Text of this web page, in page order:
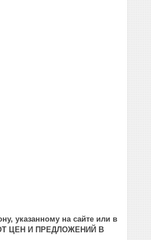
указанному на сайте или в
ЦЕН И ПРЕДЛОЖЕНИЙ В